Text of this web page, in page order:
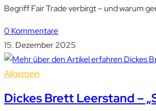
Begriff Fair Trade verbirgt – und warum
0 Kommentare
15. Dezember 2025
Allgemein
Dickes Brett Leerstand –